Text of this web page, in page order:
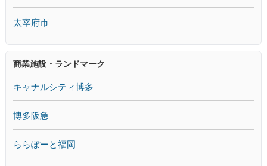
太宰府市
商業施設・ランドマーク
キャナルシティ博多
博多阪急
ららぽーと福岡